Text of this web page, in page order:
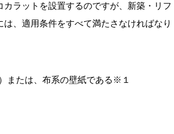
ラットを設置するのですが、新築・リフ
、適用条件をすべて満たさなければなり
または、布系の壁紙である※１